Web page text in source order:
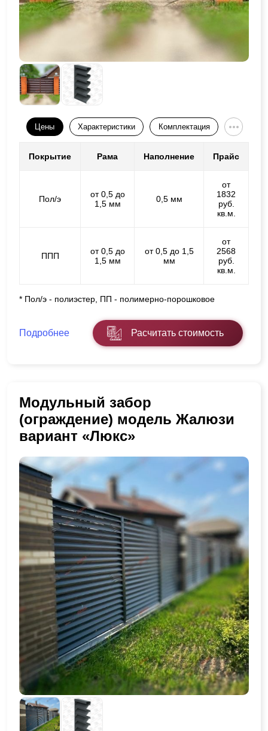
Цены Характеристики Комплектация
Покрытие Рама Наполнение Прайс
Пол/э
от 0,5 до
1,5 мм
0,5 мм
от
1832
руб.
кв.м.
ППП
от 0,5 до
1,5 мм
от 0,5 до 1,5
мм
от
2568
руб.
кв.м.
* Пол/э - полиэстер, ПП - полимерно-порошковое
Подробнее Расчитать стоимость
Модульный забор
(ограждение) модель Жалюзи
вариант «Люкс»